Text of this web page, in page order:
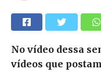
No vídeo dessa
vídeos que